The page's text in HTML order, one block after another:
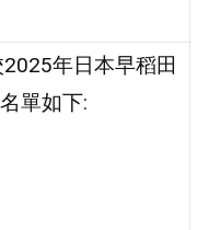
年日本早稻田
單如下: